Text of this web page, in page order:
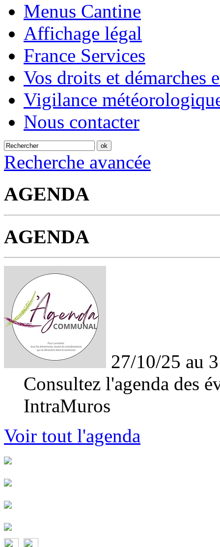
Menus Cantine
Affichage légal
France Services
Vos droits et démarches
Vigilance
Nous contacter
Recherche avancée
AGENDA
AGENDA
27/10/25 au
Consultez l'agenda des
IntraMuros
Voir tout l'agenda